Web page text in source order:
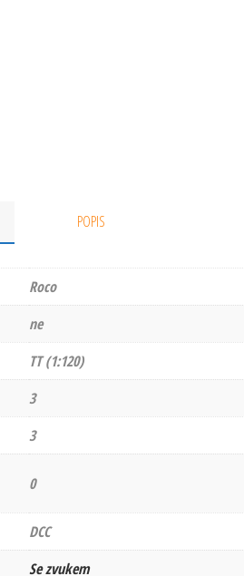
POPIS
Roco
ne
TT (1:120)
3
3
0
DCC
Se zvukem